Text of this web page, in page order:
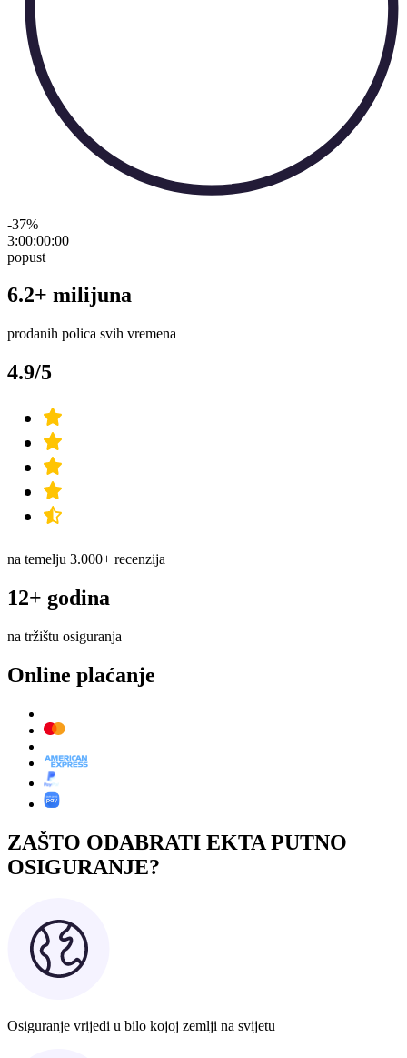
-37%
3:00:00:00
popust
6.2+ milijuna
prodanih polica svih vremena
4.9/5
na temelju 3.000+ recenzija
12+ godina
na tržištu osiguranja
Online plaćanje
ZAŠTO ODABRATI EKTA PUTNO
OSIGURANJE?
Osiguranje vrijedi u bilo kojoj zemlji na svijetu